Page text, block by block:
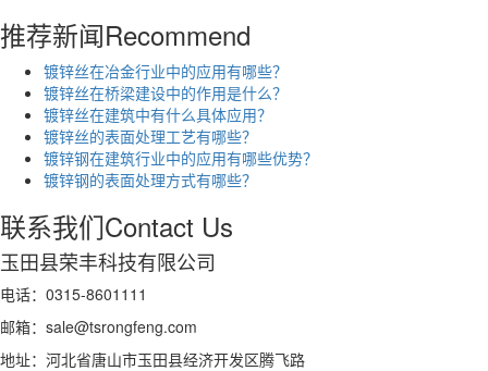
推荐新闻Recommend
镀锌丝在冶金行业中的应用有哪些？
镀锌丝在桥梁建设中的作用是什么？
镀锌丝在建筑中有什么具体应用？
镀锌丝的表面处理工艺有哪些？
镀锌钢在建筑行业中的应用有哪些优势？
镀锌钢的表面处理方式有哪些？
联系我们Contact Us
玉田县荣丰科技有限公司
电话：0315-8601111
邮箱：sale@tsrongfeng.com
地址：河北省唐山市玉田县经济开发区腾飞路